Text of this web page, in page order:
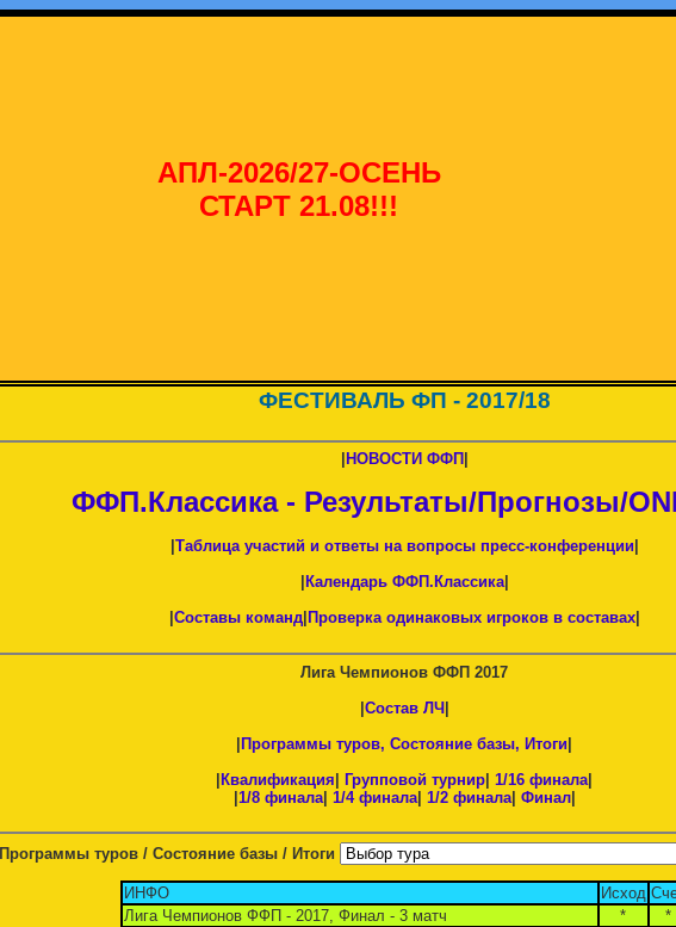
АПЛ-2026/27-ОСЕНЬ
СТАРТ 21.08!!!
ФЕСТИВАЛЬ ФП - 2017/18
НОВОСТИ ФФП
ФФП.Классика - Результаты/Прогнозы/
Таблица участий и ответы на вопросы пресс-конференции
Календарь ФФП.Классика|
Составы команд| Проверка одинаковых игроков в составах|
Лига Чемпионов ФФП 2017
|Состав ЛЧ|
|Программы туров, Состояние базы, Итоги|
|Квалификация| Групповой турнир| 1/16 финала|
|1/8 финала| 1/4 финала| 1/2 финала| Финал|
Программы туров / Состояние базы / Итоги
ИНФО Исход
Лига Чемпионов ФФП - 2017, Финал - 3 матч
*
*